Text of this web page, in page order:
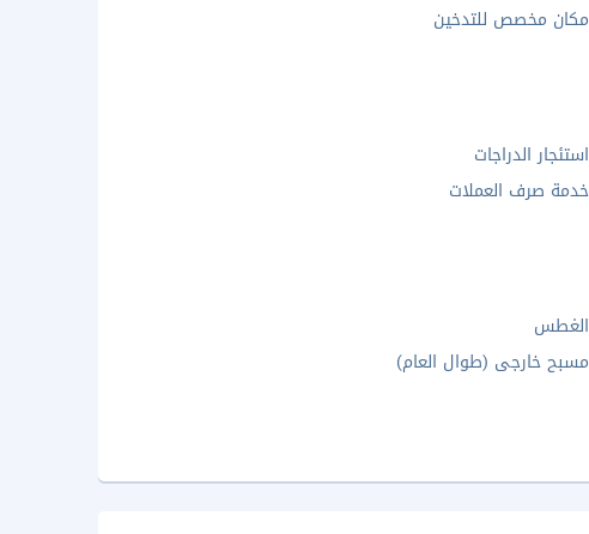
مكان مخصص للتدخين
استئجار الدراجات
خدمة صرف العملات
الغطس
مسبح خارجى (طوال العام)